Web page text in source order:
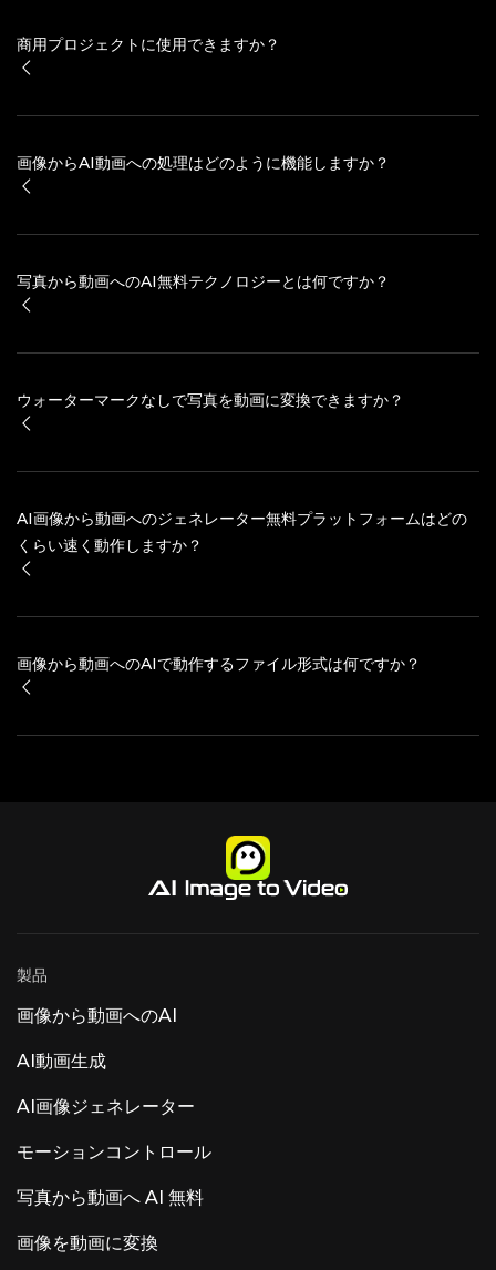
商用プロジェクトに使用できますか？
画像からAI動画への処理はどのように機能しますか？
写真から動画へのAI無料テクノロジーとは何ですか？
ウォーターマークなしで写真を動画に変換できますか？
AI画像から動画へのジェネレーター無料プラットフォームはどの
くらい速く動作しますか？
画像から動画へのAIで動作するファイル形式は何ですか？
製品
画像から動画へのAI
AI動画生成
AI画像ジェネレーター
モーションコントロール
写真から動画へ AI 無料
画像を動画に変換